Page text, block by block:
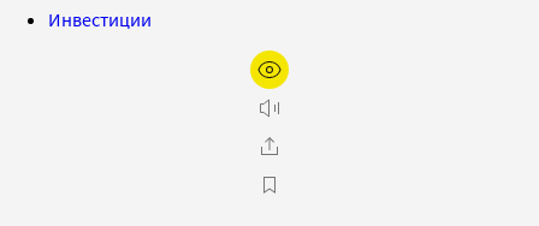
Инвестиции